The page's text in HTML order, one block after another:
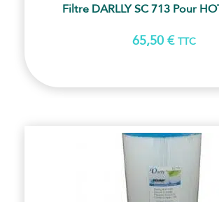
Filtre DARLLY SC 713 Pour
65,50 € TTC